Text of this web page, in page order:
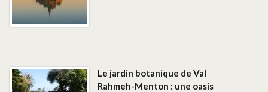
Le jardin botanique de Val
Rahmeh-Menton : une oasis